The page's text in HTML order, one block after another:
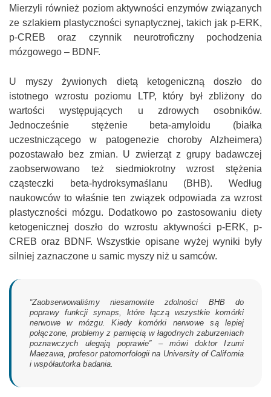
Mierzyli również poziom aktywności enzymów związanych
ze szlakiem plastyczności synaptycznej, takich jak p-ERK,
p-CREB oraz czynnik neurotroficzny pochodzenia
mózgowego – BDNF.
U myszy żywionych dietą ketogeniczną doszło do
istotnego wzrostu poziomu LTP, który był zbliżony do
wartości występujących u zdrowych osobników.
Jednocześnie stężenie beta-amyloidu (białka
uczestniczącego w patogenezie choroby Alzheimera)
pozostawało bez zmian. U zwierząt z grupy badawczej
zaobserwowano też siedmiokrotny wzrost stężenia
cząsteczki beta-hydroksymaślanu (BHB). Według
naukowców to właśnie ten związek odpowiada za wzrost
plastyczności mózgu. Dodatkowo po zastosowaniu diety
ketogenicznej doszło do wzrostu aktywności p-ERK, p-
CREB oraz BDNF. Wszystkie opisane wyżej wyniki były
silniej zaznaczone u samic myszy niż u samców.
“Zaobserwowaliśmy niesamowite zdolności BHB do
poprawy funkcji synaps, które łączą wszystkie komórki
nerwowe w mózgu. Kiedy komórki nerwowe są lepiej
połączone, problemy z pamięcią w łagodnych zaburzeniach
poznawczych ulegają poprawie” – mówi doktor Izumi
Maezawa, profesor patomorfologii na University of California
i współautorka badania.